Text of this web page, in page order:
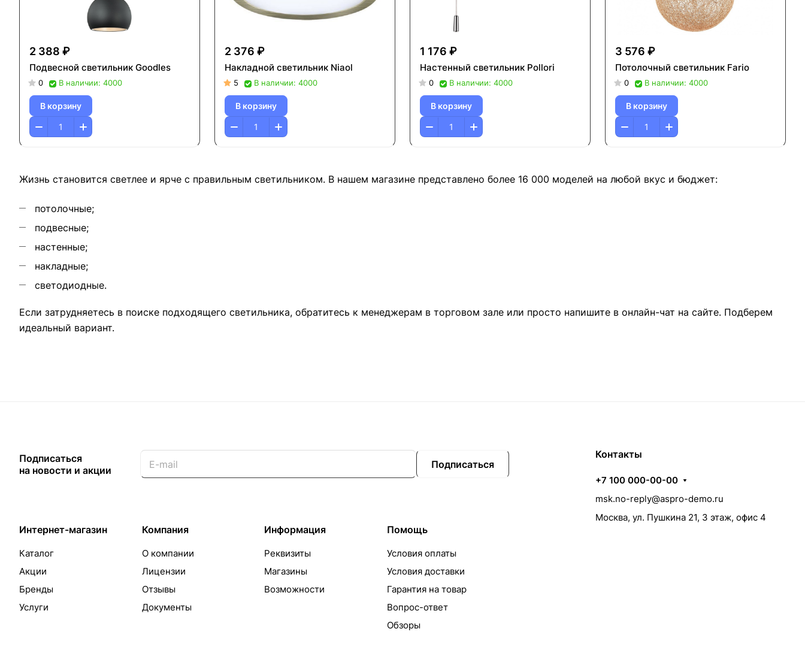
2 388 ₽
Подвесной светильник Goodles
0 В наличии: 4000
В корзину
2 376 ₽
Накладной светильник Niaol
5 В наличии: 4000
В корзину
1 176 ₽
Настенный светильник Pollori
0 В наличии: 4000
В корзину
3 576 ₽
Потолочный светильник Fario
0 В наличии: 4000
В корзину
Жизнь становится светлее и ярче с правильным светильником. В нашем магазине представлено более 16 000 моделей на любой вкус и бюджет:
потолочные;
подвесные;
настенные;
накладные;
светодиодные.
Если затрудняетесь в поиске подходящего светильника, обратитесь к менеджерам в торговом зале или просто напишите в онлайн-чат на сайте. Подберем
идеальный вариант.
Подписаться
на новости и акции
Подписаться
Интернет-магазин
Каталог
Акции
Бренды
Услуги
Компания
О компании
Лицензии
Отзывы
Документы
Информация
Реквизиты
Магазины
Возможности
Помощь
Условия оплаты
Условия доставки
Гарантия на товар
Вопрос-ответ
Обзоры
Контакты
+7 100 000-00-00
msk.no-reply@aspro-demo.ru
Москва, ул. Пушкина 21, 3 этаж, офис 4